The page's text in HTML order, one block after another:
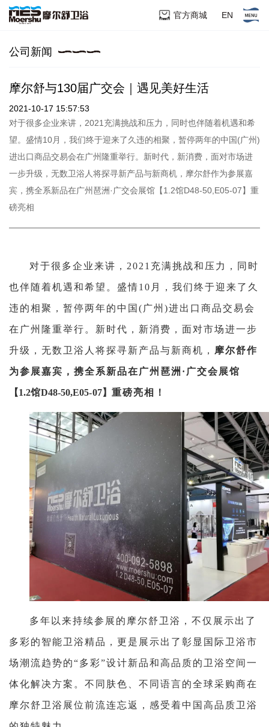
官方商城 EN
公司新闻
摩尔舒与130届广交会｜遇见美好生活
2021-10-17 15:57:53
对于很多企业来讲，2021充满挑战和压力，同时也伴随着机遇和希
望。盛情10月，我们终于迎来了久违的相聚，暂停两年的中国(广州)
进出口商品交易会在广州隆重举行。新时代，新消费，面对市场进
一步升级，无数卫浴人将探寻新产品与新商机，摩尔舒作为参展嘉
宾，携全系新品在广州琶洲·广交会展馆【1.2馆D48-50,E05-07】重
磅亮相
对于很多企业来讲，2021充满挑战和压力，同时
也伴随着机遇和希望。盛情10月，我们终于迎来了久
违的相聚，暂停两年的中国(广州)进出口商品交易会
在广州隆重举行。 新时代，新消费，面对市场进一步
升级，无数卫浴人将探寻新产品与新商机， 摩尔舒作
为参展嘉宾，携全系新品在广州琶洲·广交会展馆
【1.2馆D48-50,E05-07】 重磅亮相！
多年以来持续参展的摩尔舒卫浴，不仅展示出了
多彩的智能卫浴精品，更是展示出了彰显国际卫浴市
场潮流趋势的“多彩”设计新品和高品质的卫浴空间一
体化解决方案。不同肤色、不同语言的全球采购商在
摩尔舒卫浴展位前流连忘返，感受着中国高品质卫浴